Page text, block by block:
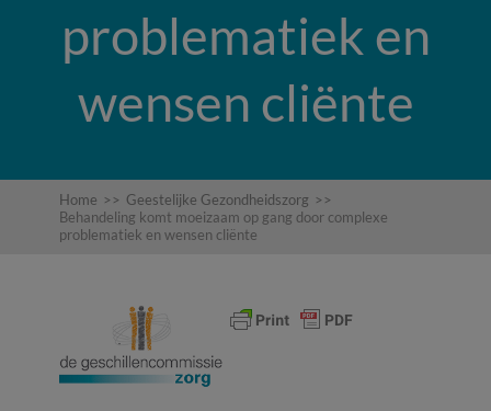
problematiek en
wensen cliënte
Home >> Geestelijke Gezondheidszorg >>
Behandeling komt moeizaam op gang door complexe
problematiek en wensen cliënte